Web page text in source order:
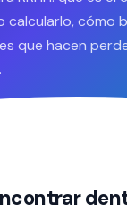
calcularlo, cómo
que hacen